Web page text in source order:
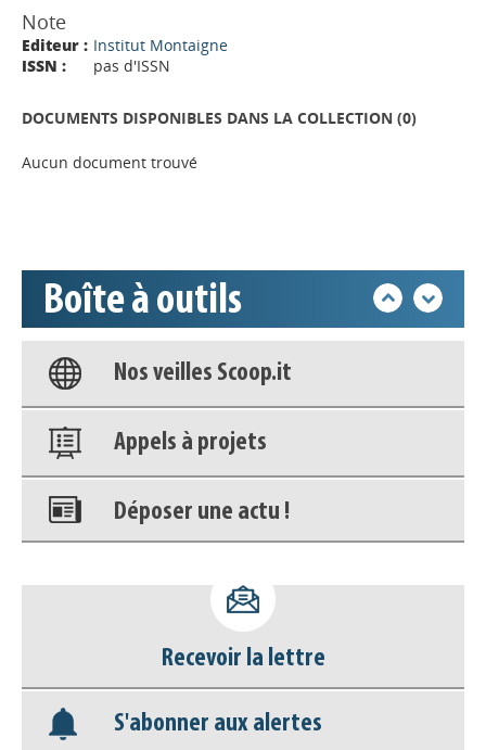
Note
Editeur : Institut Montaigne
ISSN :
pas d'ISSN
DOCUMENTS DISPONIBLES DANS LA COLLECTION (0)
Aucun document trouvé
Boîte à outils
Déposer une actu !
Base documentaire
Nos veilles Scoop.it
Appels à projets
Déposer une actu !
déconnecter)
Base documentaire
Nos veilles Scoop.it
Recevoir la lettre
S'abonner aux alertes